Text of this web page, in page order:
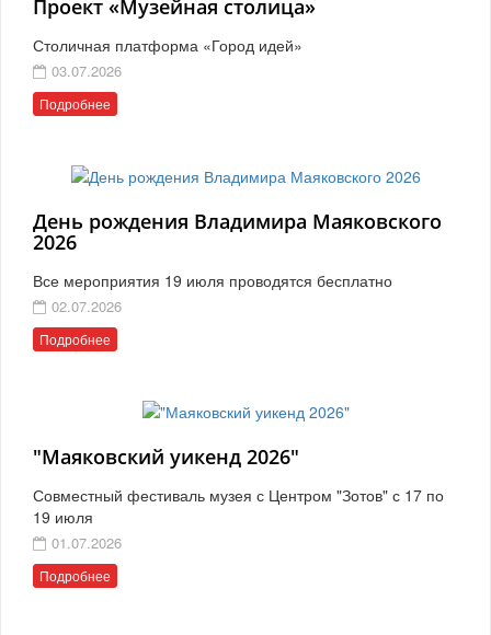
Проект «Музейная столица»
Столичная платформа «Город идей»
03.07.2026
Подробнее
День рождения Владимира Маяковского
2026
Все мероприятия 19 июля проводятся бесплатно
02.07.2026
Подробнее
"Маяковский уикенд 2026"
Совместный фестиваль музея с Центром "Зотов" с 17 по
19 июля
01.07.2026
Подробнее